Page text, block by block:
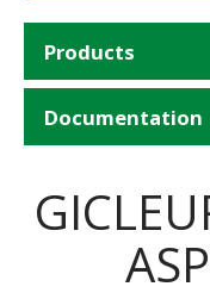
Products
Documentation